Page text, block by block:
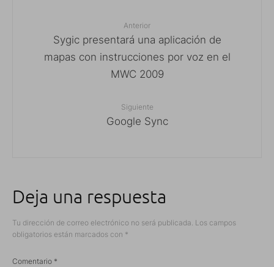
Anterior
Sygic presentará una aplicación de
mapas con instrucciones por voz en el
MWC 2009
Siguiente
Google Sync
Deja una respuesta
Tu dirección de correo electrónico no será publicada. Los campos
obligatorios están marcados con *
Comentario *